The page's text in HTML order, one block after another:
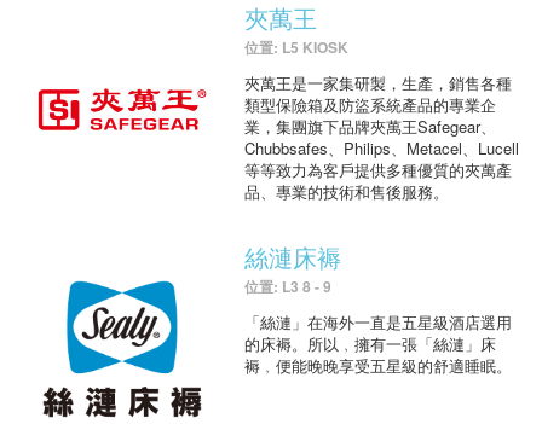
夾萬王
位置: L5 KIOSK
夾萬王是一家集研製，生產，銷售各種
類型保險箱及防盜系統產品的專業企
業，集團旗下品牌夾萬王Safegear、
Chubbsafes、Philips、Metacel、Lucell
等等致力為客戶提供多種優質的夾萬產
品、專業的技術和售後服務。
絲漣床褥
位置: L3 8 - 9
「絲漣」在海外一直是五星級酒店選用
的床褥。所以﹐擁有一張「絲漣」床
褥﹐便能晚晚享受五星級的舒適睡眠。